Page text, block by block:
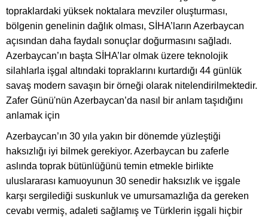
topraklardaki yüksek noktalara mevziler oluşturması,
bölgenin genelinin dağlık olması, SİHA’ların Azerbaycan
açısından daha faydalı sonuçlar doğurmasını sağladı.
Azerbaycan’ın başta SİHA’lar olmak üzere teknolojik
silahlarla işgal altındaki topraklarını kurtardığı 44 günlük
savaş modern savaşın bir örneği olarak nitelendirilmektedir.
Zafer Günü'nün Azerbaycan’da nasıl bir anlam taşıdığını
anlamak için
Azerbaycan’ın 30 yıla yakın bir dönemde yüzleştiği
haksızlığı iyi bilmek gerekiyor. Azerbaycan bu zaferle
aslında toprak bütünlüğünü temin etmekle birlikte
uluslararası kamuoyunun 30 senedir haksızlık ve işgale
karşı sergilediği suskunluk ve umursamazlığa da gereken
cevabı vermiş, adaleti sağlamış ve Türklerin işgali hiçbir